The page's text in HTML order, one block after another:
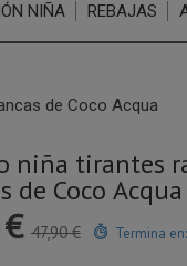
NIÑA REBAJAS
de Coco Acqua
niña tirantes
de Coco Acqua
47,90 € Termina en: